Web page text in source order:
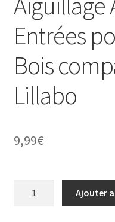
Entrées
Bois
Lillabo
9,99€
Ajouter